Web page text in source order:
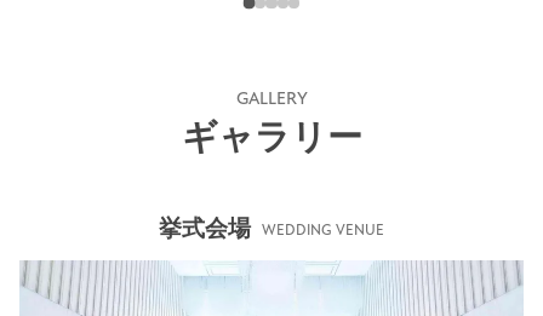
GALLERY
ギャラリー
挙式会場 WEDDING VENUE